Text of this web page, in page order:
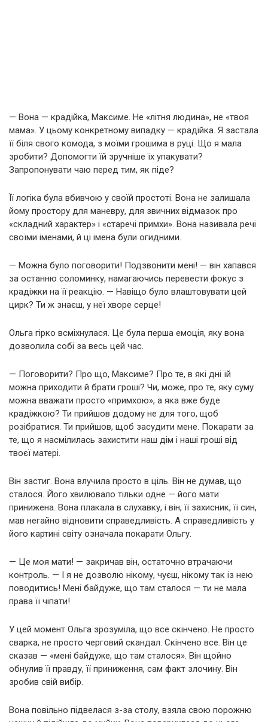
— Вона — крадійка, Максиме. Не «літня людина», не «твоя
мама». У цьому конкретному випадку — крадійка. Я застала
її біля свого комода, з моїми грошима в руці. Що я мала
зробити? Допомогти їй зручніше їх упакувати?
Запропонувати чаю перед тим, як піде?
Її логіка була вбивчою у своїй простоті. Вона не залишала
йому простору для маневру, для звичних відмазок про
«складний характер» і «старечі примхи». Вона називала речі
своїми іменами, й ці імена були огидними.
— Можна було поговорити! Подзвонити мені! — він хапався
за останню соломинку, намагаючись перевести фокус з
крадіжки на її реакцію. — Навіщо було влаштовувати цей
цирк? Ти ж знаєш, у неї хворе серце!
Ольга гірко всміхнулася. Це була перша емоція, яку вона
дозволила собі за весь цей час.
— Поговорити? Про що, Максиме? Про те, в які дні їй
можна приходити й брати гроші? Чи, може, про те, яку суму
можна вважати просто «примхою», а яка вже буде
крадіжкою? Ти прийшов додому не для того, щоб
розібратися. Ти прийшов, щоб засудити мене. Покарати за
те, що я насмілилась захистити наш дім і наші гроші від
твоєї матері.
Він застиг. Вона влучила просто в ціль. Він не думав, що
сталося. Його хвилювало тільки одне — його мати
принижена. Вона плакала в слухавку, і він, її захисник, її син,
мав негайно відновити справедливість. А справедливість у
його картині світу означала покарати Ольгу.
— Це моя мати! — закричав він, остаточно втрачаючи
контроль. — І я не дозволю нікому, чуєш, нікому так із нею
поводитись! Мені байдуже, що там сталося — ти не мала
права її чіпати!
У цей момент Ольга зрозуміла, що все скінчено. Не просто
сварка, не просто черговий скандал. Скінчено все. Він це
сказав — «мені байдуже, що там сталося». Він щойно
обнулив її правду, її приниження, сам факт злочину. Він
зробив свій вибір.
Вона повільно підвелася з-за столу, взяла свою порожню